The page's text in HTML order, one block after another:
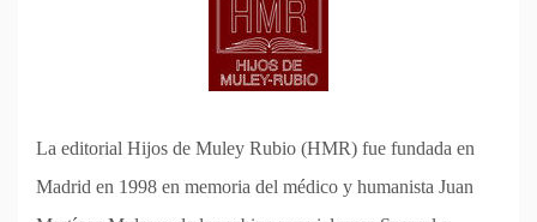
La editorial Hijos de Muley Rubio (HMR) fue fundada en
Madrid en 1998 en memoria del médico y humanista Juan